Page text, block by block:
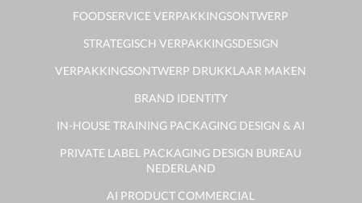
FOODSERVICE VERPAKKINGSONTWERP
STRATEGISCH VERPAKKINGSDESIGN
VERPAKKINGSONTWERP DRUKKLAAR MAKEN
BRAND IDENTITY
IN-HOUSE TRAINING PACKAGING DESIGN & AI
PRIVATE LABEL PACKAGING DESIGN BUREAU
NEDERLAND
AI PRODUCT COMMERCIAL